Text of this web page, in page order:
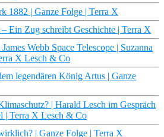
1882 | Ganze Folge | Terra X
Ein Zug schreibt Geschichte | Terra X
Webb Space Telescope | Suzanna
X Lesch & Co
legendären König Artus | Ganze
| Harald Lesch im Gespräch
| Terra X Lesch & Co
| Ganze Folge | Terra X